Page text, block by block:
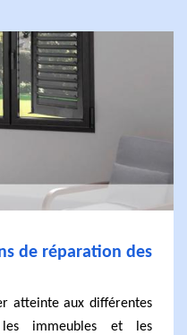
de réparation des
atteinte aux différentes
les immeubles et les